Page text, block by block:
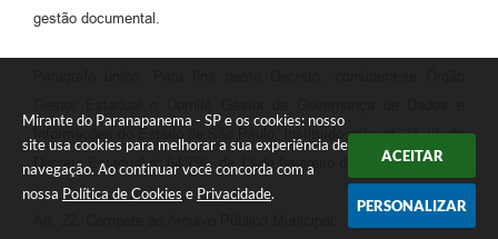
Mirante do Paranapanema - SP e os cookies: nosso
site usa cookies para melhorar a sua experiência de
navegação. Ao continuar você concorda com a
nossa Política de Cookies e Privacidade.
ACEITAR
PERSONALIZAR
gestão documental.
Informações do Estado de São Paulo, instituído pelo art. 1º, III, do
Decreto Estadual nº 64.790, de 13 de fevereiro de 2020.